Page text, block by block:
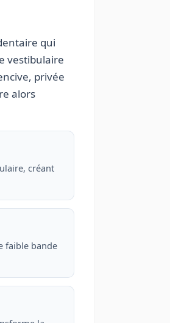
qui
vestibulaire
privée
alors
créant
faible bande